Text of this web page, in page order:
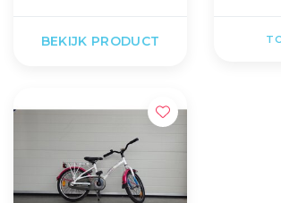
BEKIJK PRODUCT